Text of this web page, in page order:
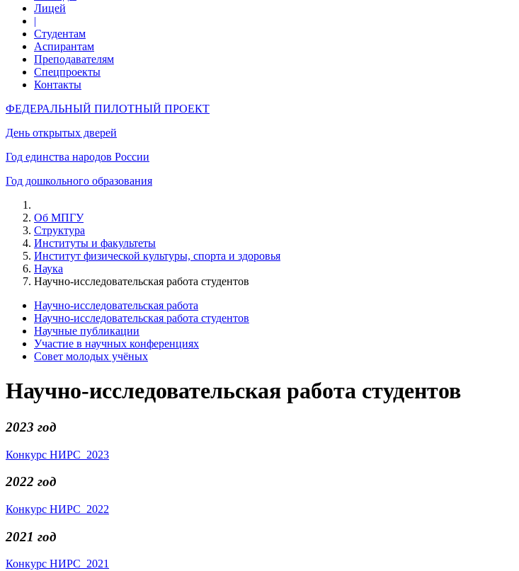
Лицей
|
Студентам
Аспирантам
Преподавателям
Спецпроекты
Контакты
ФЕДЕРАЛЬНЫЙ ПИЛОТНЫЙ ПРОЕКТ
День открытых дверей
Год единства народов России
Год дошкольного образования
Об МПГУ
Структура
Институты и факультеты
Институт физической культуры, спорта и здоровья
Наука
Научно-исследовательская работа студентов
Научно-исследовательская работа
Научно-исследовательская работа студентов
Научные публикации
Участие в научных конференциях
Совет молодых учёных
Научно-исследовательская работа студентов
2023 год
Конкурс НИРС_2023
2022 год
Конкурс НИРС_2022
2021 год
Конкурс НИРС_2021